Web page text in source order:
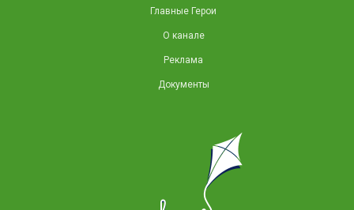
Главные Герои
О канале
Реклама
Документы